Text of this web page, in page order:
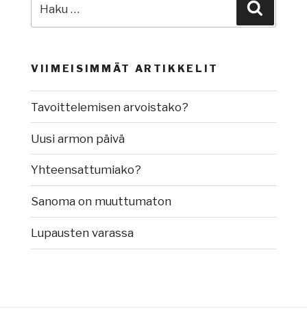
VIIMEISIMMÄT ARTIKKELIT
Tavoittelemisen arvoistako?
Uusi armon päivä
Yhteensattumiako?
Sanoma on muuttumaton
Lupausten varassa